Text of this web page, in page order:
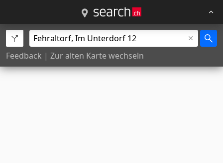
Feedback | Zur alten Karte wechseln